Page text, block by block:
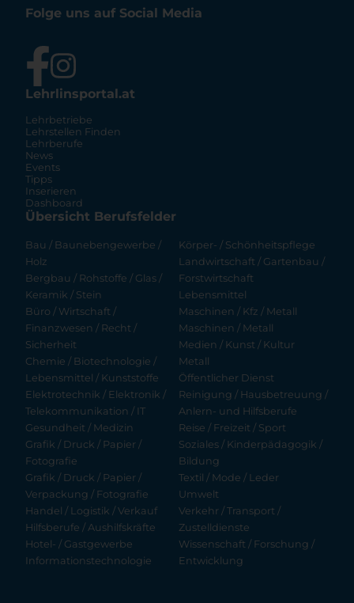
Folge uns auf Social Media
Lehrlinsportal.at
Lehrbetriebe
Lehrstellen Finden
Lehrberufe
News
Events
Tipps
Inserieren
Dashboard
Übersicht Berufsfelder
Bau / Baunebengewerbe /
Holz
Bergbau / Rohstoffe / Glas /
Keramik / Stein
Büro / Wirtschaft /
Finanzwesen / Recht /
Sicherheit
Chemie / Biotechnologie /
Lebensmittel / Kunststoffe
Elektrotechnik / Elektronik /
Telekommunikation / IT
Gesundheit / Medizin
Grafik / Druck / Papier /
Fotografie
Grafik / Druck / Papier /
Verpackung / Fotografie
Handel / Logistik / Verkauf
Hilfsberufe / Aushilfskräfte
Hotel- / Gastgewerbe
Informationstechnologie
Körper- / Schönheitspflege
Landwirtschaft / Gartenbau /
Forstwirtschaft
Lebensmittel
Maschinen / Kfz / Metall
Maschinen / Metall
Medien / Kunst / Kultur
Metall
Öffentlicher Dienst
Reinigung / Hausbetreuung /
Anlern- und Hilfsberufe
Reise / Freizeit / Sport
Soziales / Kinderpädagogik /
Bildung
Textil / Mode / Leder
Umwelt
Verkehr / Transport /
Zustelldienste
Wissenschaft / Forschung /
Entwicklung